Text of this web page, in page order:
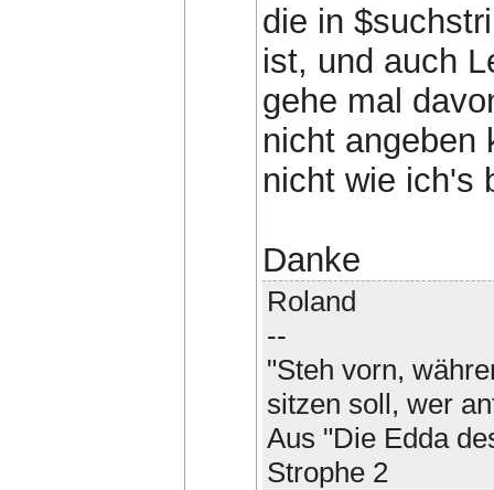
die in
ist, und auch
gehe mal
nicht angeben
nicht wie ich's
Danke
Roland
--
"Steh vorn,
sitzen soll, wer
Aus "Die Edda
Strophe 2